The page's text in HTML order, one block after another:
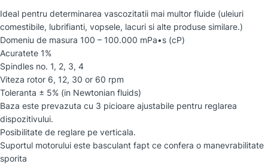
Ideal pentru determinarea vascozitatii mai multor fluide (uleiuri
comestibile, lubrifianti, vopsele, lacuri si alte produse similare.)
Domeniu de masura 100 – 100.000 mPa•s (cP)
Acuratete 1%
Spindles no. 1, 2, 3, 4
Viteza rotor 6, 12, 30 or 60 rpm
Toleranta ± 5% (in Newtonian fluids)
Baza este prevazuta cu 3 picioare ajustabile pentru reglarea
dispozitivului.
Posibilitate de reglare pe verticala.
Suportul motorului este basculant fapt ce confera o manevrabilitate
sporita